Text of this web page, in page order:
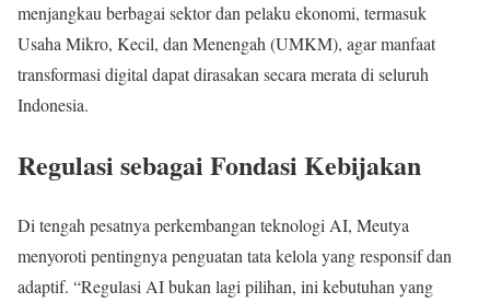
menjangkau berbagai sektor dan pelaku ekonomi, termasuk
Usaha Mikro, Kecil, dan Menengah (UMKM), agar manfaat
transformasi digital dapat dirasakan secara merata di seluruh
Indonesia.
Regulasi sebagai Fondasi Kebijakan
Di tengah pesatnya perkembangan teknologi AI, Meutya
menyoroti pentingnya penguatan tata kelola yang responsif dan
adaptif. “Regulasi AI bukan lagi pilihan, ini kebutuhan yang